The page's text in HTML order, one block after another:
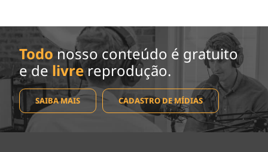
Todo nosso conteúdo é gratuito
e de livrereprodução.
SAIBA MAIS CADASTRO DE MÍDIAS